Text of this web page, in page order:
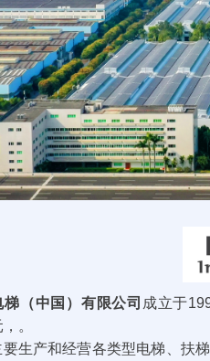
梯（中国）有限公司 成立于
。
生产和经营各类型电梯、扶